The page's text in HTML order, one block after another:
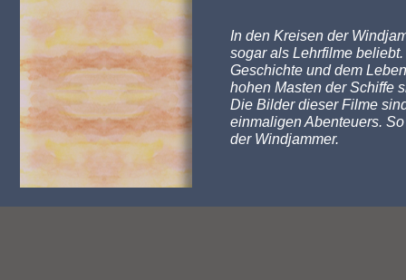
In den Kreisen der
sogar als Lehrfilme
Geschichte und dem
hohen Masten der Schiffe
Die Bilder dieser Filme
einmaligen Abenteuers.
der Windjammer.